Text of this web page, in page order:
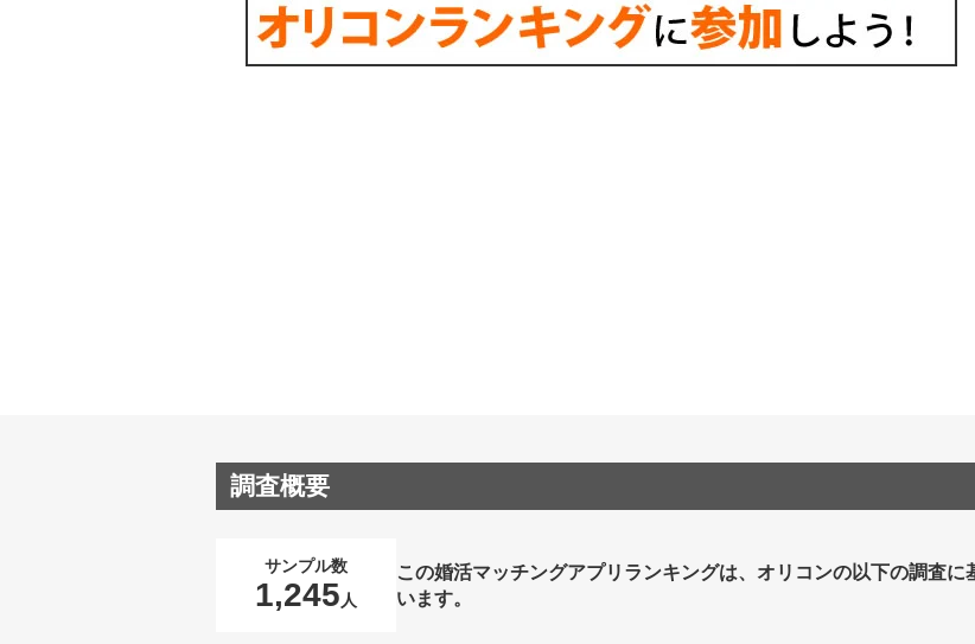
調査概要
サンプル数
1,245 人
この婚活マッチングアプリランキングは、オリコンの以下の調査に
います。